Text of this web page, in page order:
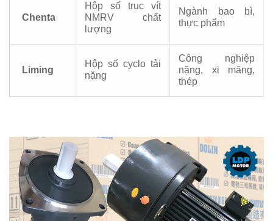
Chenta
Hộp số trục vít
NMRV chất
lượng
Ngành bao bì,
thực phẩm
Liming
Hộp số cyclo tải
nặng
Công nghiệp
nặng, xi măng,
thép